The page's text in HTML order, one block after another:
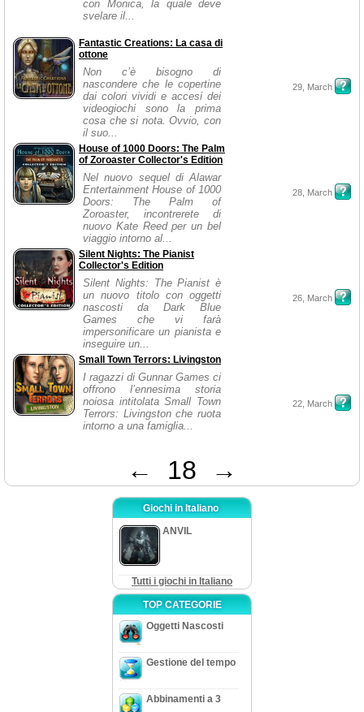
con Monica, la quale deve
svelare il...
Fantastic Creations: La casa di
ottone
Non c’è bisogno di
nascondere che le copertine
dai colori vividi e accesi dei
videogiochi sono la prima
cosa che si nota. Ovvio, con
il suo...
29, March
House of 1000 Doors: The Palm
of Zoroaster Collector's Edition
Nel nuovo sequel di Alawar
Entertainment House of 1000
Doors: The Palm of
Zoroaster, incontrerete di
nuovo Kate Reed per un bel
viaggio intorno al...
28, March
Silent Nights: The Pianist
Collector's Edition
Silent Nights: The Pianist è
un nuovo titolo con oggetti
nascosti da Dark Blue
Games che vi farà
impersonificare un pianista e
inseguire un...
26, March
Small Town Terrors: Livingston
I ragazzi di Gunnar Games ci
offrono l’ennesima storia
noiosa intitolata Small Town
Terrors: Livingston che ruota
intorno a una famiglia...
22, March
← 18 →
Giochi in Italiano
ANVIL
Tutti i giochi in Italiano
TOP CATEGORIE
Oggetti Nascosti
Gestione del tempo
Abbinamenti a 3